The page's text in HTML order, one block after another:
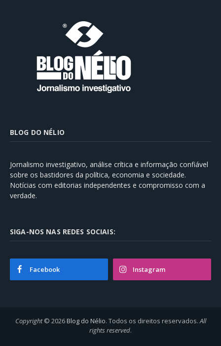
BLOG DO NÉLIO
Jornalismo investigativo, análise crítica e informação confiável
sobre os bastidores da política, economia e sociedade.
Notícias com editorias independentes e compromisso com a
verdade.
SIGA-NOS NAS REDES SOCIAIS:
Facebook Instagram
Copyright© 2026Blog do Nélio. Todos os direitos reservados. All
rights reserved.